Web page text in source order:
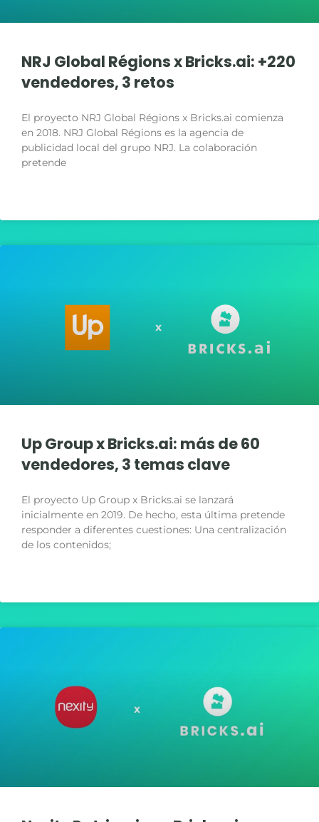
NRJ Global Régions x Bricks.ai: +220
vendedores, 3 retos
El proyecto NRJ Global Régions x Bricks.ai comienza
en 2018. NRJ Global Régions es la agencia de
publicidad local del grupo NRJ. La colaboración
pretende
Up Group x Bricks.ai: más de 60
vendedores, 3 temas clave
El proyecto Up Group x Bricks.ai se lanzará
inicialmente en 2019. De hecho, esta última pretende
responder a diferentes cuestiones: Una centralización
de los contenidos;